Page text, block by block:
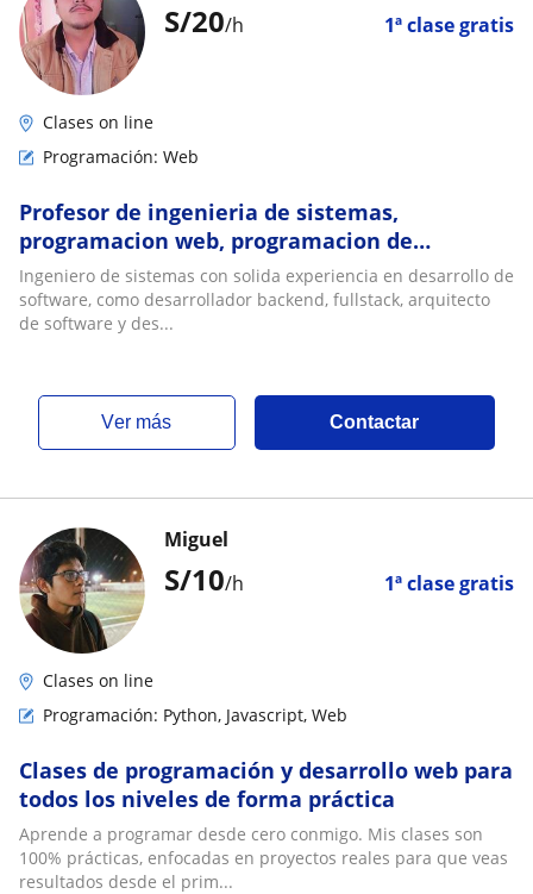
S/20/h 1ª clase gratis
Clases on line
Programación: Web
Profesor de ingenieria de sistemas,
programacion web, programacion de
videojuegos
Ingeniero de sistemas con solida experiencia en desarrollo de
software, como desarrollador backend, fullstack, arquitecto
de software y des...
ver más Contactar
S/10/h 1ª clase gratis
Miguel
Clases on line
Programación: Python, Javascript, Web
Clases de programación y desarrollo web para
todos los niveles de forma práctica
Aprende a programar desde cero conmigo. Mis clases son
100% prácticas, enfocadas en proyectos reales para que veas
resultados desde el prim...